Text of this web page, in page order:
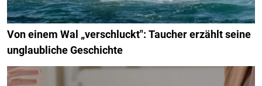
Von einem Wal „verschluckt": Taucher erzählt seine
unglaubliche Geschichte